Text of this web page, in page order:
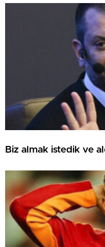
Biz almak istedik ve